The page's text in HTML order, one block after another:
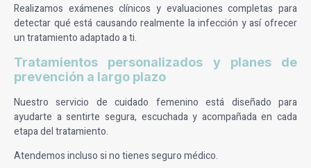
Realizamos exámenes clínicos y evaluaciones completas para
detectar qué está causando realmente la infección y así ofrecer
un tratamiento adaptado a ti.
Tratamientos personalizados y planes de
prevención a largo plazo
Nuestro servicio de cuidado femenino está diseñado para
ayudarte a sentirte segura, escuchada y acompañada en cada
etapa del tratamiento.
Atendemos incluso si no tienes seguro médico.